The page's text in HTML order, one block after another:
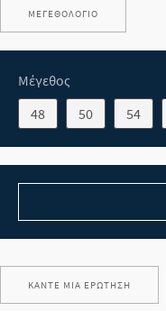
ΜΕΓΕΘΟΛΌΓΙΟ
Μέγεθος
48
50 54
ΚΆΝΤΕ ΜΊΑ ΕΡΏΤΗΣΗ